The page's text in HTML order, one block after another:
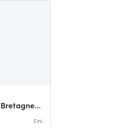
Livre "Regards Croisés en Bretagne" - Tome 2
Fini